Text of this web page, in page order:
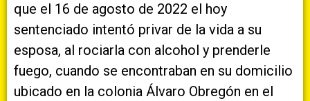
que el 16 de agosto de 2022 el hoy
sentenciado intentó privar de la vida a su
esposa, al rociarla con alcohol y prenderle
fuego, cuando se encontraban en su domicilio
ubicado en la colonia Álvaro Obregón en el